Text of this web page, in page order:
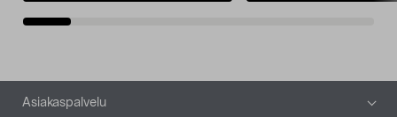
Alatunniste
Asiakaspalvelu